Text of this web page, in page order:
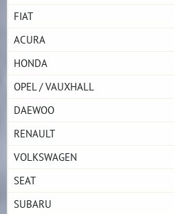
FIAT
ACURA
HONDA
OPEL / VAUXHALL
DAEWOO
RENAULT
VOLKSWAGEN
SEAT
SUBARU